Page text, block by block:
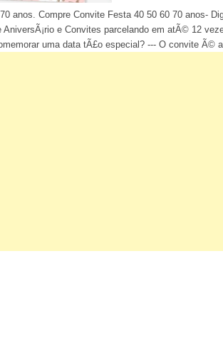
anos. Compre Convite Festa 40 50 60 70 anos-
AniversÃ¡rio e Convites parcelando em atÃ© 12
uma data tÃ£o especial? --- O convite Ã©